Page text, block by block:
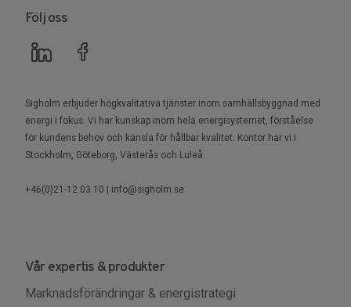
Följ oss
Sigholm erbjuder högkvalitativa tjänster inom samhällsbyggnad med
energi i fokus. Vi har kunskap inom hela energisystemet, förståelse
för kundens behov och känsla för hållbar kvalitet. Kontor har vi i
Stockholm, Göteborg, Västerås och Luleå.
+46(0)21-12 03 10 | info@sigholm.se
Vår expertis & produkter
Marknadsförändringar & energistrategi